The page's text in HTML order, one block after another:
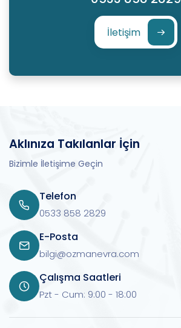
İletişim
Aklınıza Takılanlar İçin
Bizimle İletişime Geçin
Telefon
0533 858 2829
E-Posta
bilgi@ozmanevra.com
Çalışma Saatleri
Pzt - Cum: 9:00 - 18:00